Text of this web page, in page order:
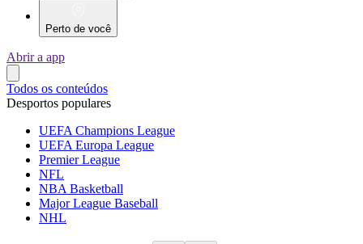
Perto de você
Abrir a app
Todos os conteúdos
Desportos populares
UEFA Champions League
UEFA Europa League
Premier League
NFL
NBA Basketball
Major League Baseball
NHL